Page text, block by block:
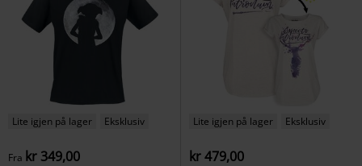
Lite igjen på lager Eksklusiv
Fra kr 349,00
Lite igjen på lager Eksklusiv
kr 479,00